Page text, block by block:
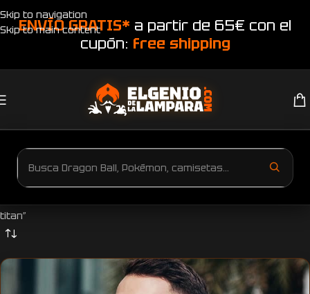
Skip to navigation
Skip to main content
ENVÍO GRATIS* a partir de 65€ con el
cupón: free shipping
Inicio
titan”